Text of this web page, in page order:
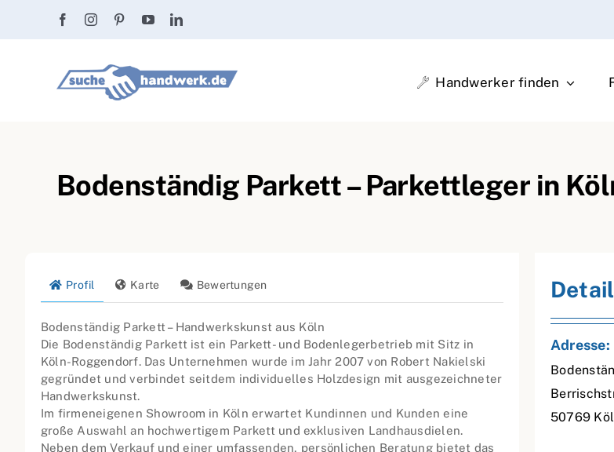
Handwerker finden
Bodenständig Parkett – Parkettleger in
Profil Karte Bewertungen
Bodenständig Parkett – Handwerkskunst aus Köln
Die Bodenständig Parkett ist ein Parkett- und Bodenlegerbetrieb mit Sitz in
Köln-Roggendorf. Das Unternehmen wurde im Jahr 2007 von Robert Nakielski
gegründet und verbindet seitdem individuelles Holzdesign mit ausgezeichneter
Handwerkskunst.
Im firmeneigenen Showroom in Köln erwartet Kundinnen und Kunden eine
große Auswahl an hochwertigem Parkett und exklusiven Landhausdielen.
Neben dem Verkauf und einer umfassenden, persönlichen Beratung bietet das
Adresse:
50769